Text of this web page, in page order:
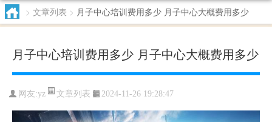
> 文章列表 > 月子中心培训费用多少 月子中心大概费用多少
月子中心培训费用多少 月子中心大概费用多少
网友:yz 文章列表 2024-11-26 19:28:47